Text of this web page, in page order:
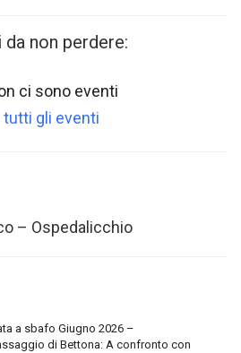
da non perdere:
ci sono eventi
tutti gli eventi
– Ospedalicchio
a sbafo Giugno 2026 –
di Bettona: A confronto con